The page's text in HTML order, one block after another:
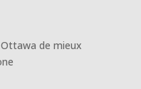
Ottawa de mieux